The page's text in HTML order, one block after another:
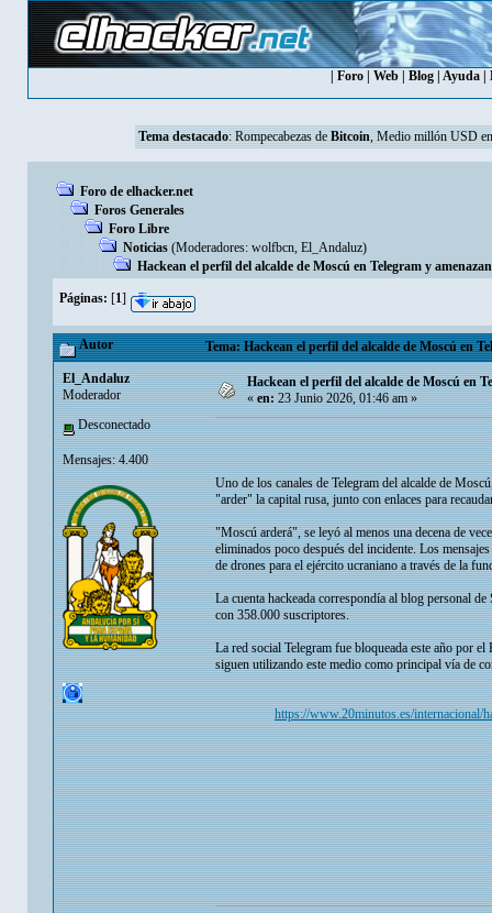
Foro Web Blog Ayuda
Tema destacado: Rompecabezas de Bitcoin, Medio millón USD
Foro de elhacker.net
Foros Generales
Foro Libre
Noticias (Moderadores: wolfbcn, El_Andaluz)
Hackean el perfil del alcalde de Moscú en Telegram y
Páginas: [1]
Autor Tema: Hackean el perfil del alcalde de Moscú en
El_Andaluz
Moderador
Desconectado
Mensajes: 4.400
Hackean el perfil del alcalde de Moscú en
«en:23 Junio 2026, 01:46 am »
Uno de los canales de Telegram del alcalde de
"arder" la capital rusa, junto con enlaces para
"Moscú arderá", se leyó al menos una decena de
eliminados poco después del incidente. Los
de drones para el ejército ucraniano a través de la
La cuenta hackeada correspondía al blog personal
con 358.000 suscriptores.
La red social Telegram fue bloqueada este año por
siguen utilizando este medio como principal vía de
https://www.20minutos.es/internacional/